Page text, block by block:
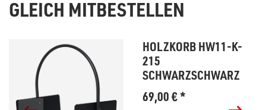
GLEICH MITBESTELLEN
HOLZKORB HW11-K-
215
SCHWARZSCHWARZ
69,00€*